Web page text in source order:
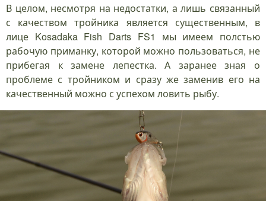
В целом, несмотря на недостатки, а лишь связанный
с качеством тройника является существенным, в
лице Kosadaka Fish Darts FS1 мы имеем полстью
рабочую приманку, которой можно пользоваться, не
прибегая к замене лепестка. А заранее зная о
проблеме с тройником и сразу же заменив его на
качественный можно с успехом ловить рыбу.